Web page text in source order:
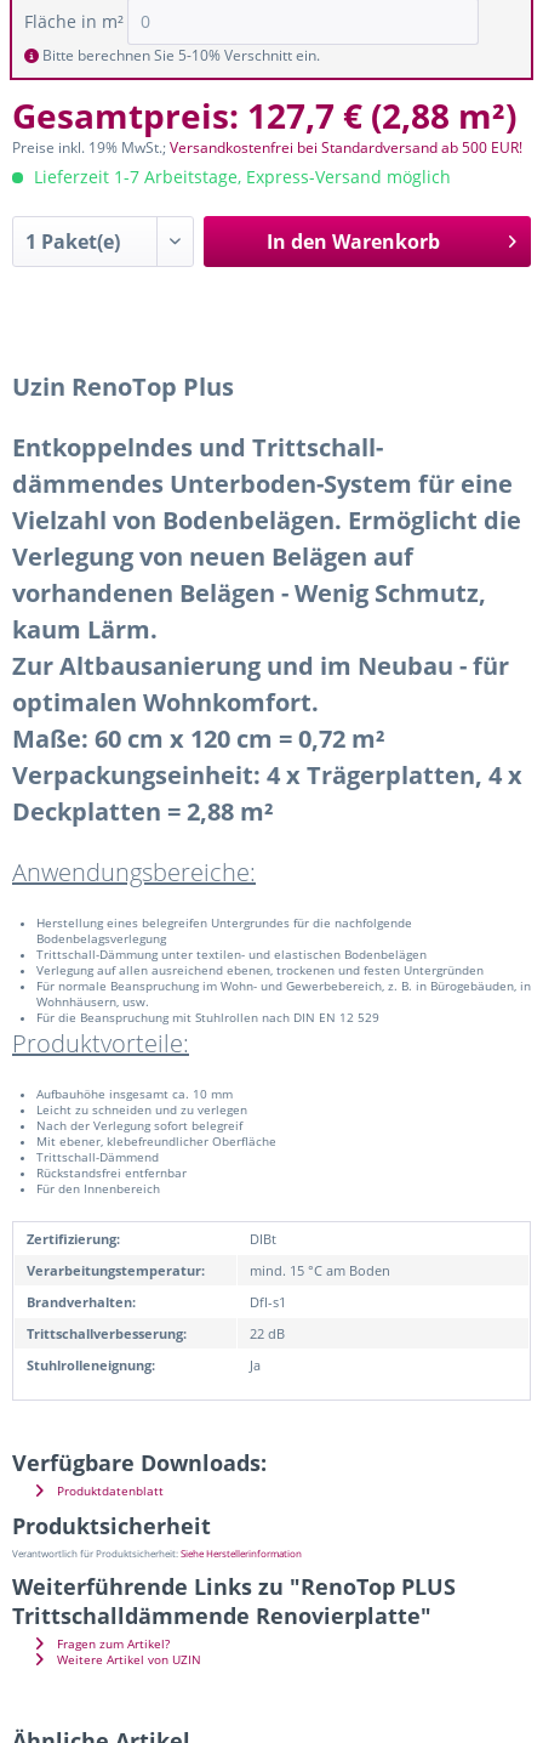
Fläche in m²
Bitte berechnen Sie 5-10% Verschnitt ein.
Gesamtpreis: 127,7 € (2,88 m²)
Preise inkl. 19% MwSt.;Versandkostenfrei bei Standardversand ab 500 EUR!
Lieferzeit 1-7 Arbeitstage, Express-Versand möglich
In den Warenkorb
Uzin RenoTop Plus
Entkoppelndes und Trittschall-
dämmendes Unterboden-System für eine
Vielzahl von Bodenbelägen. Ermöglicht die
Verlegung von neuen Belägen auf
vorhandenen Belägen - Wenig Schmutz,
kaum Lärm.
Zur Altbausanierung und im Neubau - für
optimalen Wohnkomfort.
Maße: 60 cm x 120 cm = 0,72 m²
Verpackungseinheit: 4 x Trägerplatten, 4 x
Deckplatten = 2,88 m²
Anwendungsbereiche:
Herstellung eines belegreifen Untergrundes für die nachfolgende
Bodenbelagsverlegung
Trittschall-Dämmung unter textilen- und elastischen Bodenbelägen
Verlegung auf allen ausreichend ebenen, trockenen und festen Untergründen
Für normale Beanspruchung im Wohn- und Gewerbebereich, z. B. in Bürogebäuden, in
Wohnhäusern, usw.
Für die Beanspruchung mit Stuhlrollen nach DIN EN 12 529
Produktvorteile:
Aufbauhöhe insgesamt ca. 10 mm
Leicht zu schneiden und zu verlegen
Nach der Verlegung sofort belegreif
Mit ebener, klebefreundlicher Oberfläche
Trittschall-Dämmend
Rückstandsfrei entfernbar
Für den Innenbereich
Zertifizierung:
DIBt
Verarbeitungstemperatur:
mind. 15 °C am Boden
Brandverhalten:
DfI-s1
Trittschallverbesserung:
22 dB
Stuhlrolleneignung:
Ja
Verfügbare Downloads:
Produktdatenblatt
Produktsicherheit
Verantwortlich für Produktsicherheit:Siehe Herstellerinformation
Weiterführende Links zu "RenoTop PLUS
Trittschalldämmende Renovierplatte"
Fragen zum Artikel?
Weitere Artikel von UZIN